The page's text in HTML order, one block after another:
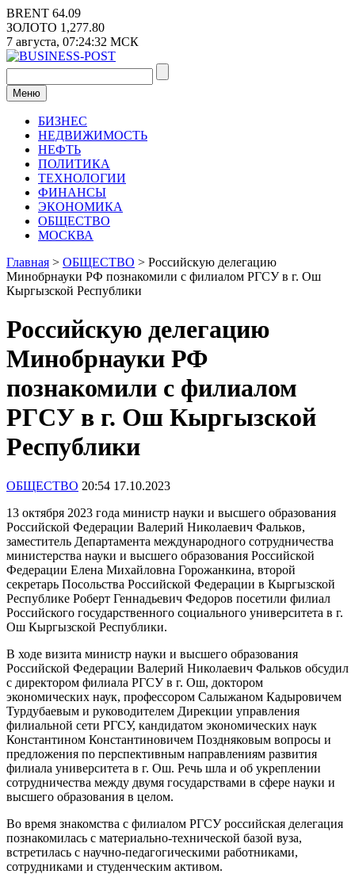
Перейти
к
содержимому
BRENT 64.09
ЗОЛОТО 1,277.80
7 августа, 07:24:32 МСК
Меню
БИЗНЕС
НЕДВИЖИМОСТЬ
НЕФТЬ
ПОЛИТИКА
ТЕХНОЛОГИИ
ФИНАНСЫ
ЭКОНОМИКА
ОБЩЕСТВО
МОСКВА
Главная > ОБЩЕСТВО > Российскую делегацию
Минобрнауки РФ познакомили с филиалом РГСУ в г. Ош
Кыргызской Республики
Российскую делегацию
Минобрнауки РФ
познакомили с филиалом
РГСУ в г. Ош Кыргызской
Республики
ОБЩЕСТВО 20:54 17.10.2023
13 октября 2023 года министр науки и высшего образования
Российской Федерации Валерий Николаевич Фальков,
заместитель Департамента международного сотрудничества
министерства науки и высшего образования Российской
Федерации Елена Михайловна Горожанкина, второй
секретарь Посольства Российской Федерации в Кыргызской
Республике Роберт Геннадьевич Федоров посетили филиал
Российского государственного социального университета в г.
Ош Кыргызской Республики.
В ходе визита министр науки и высшего образования
Российской Федерации Валерий Николаевич Фальков обсудил
с директором филиала РГСУ в г. Ош, доктором
экономических наук, профессором Салыжаном Кадыровичем
Турдубаевым и руководителем Дирекции управления
филиальной сети РГСУ, кандидатом экономических наук
Константином Константиновичем Поздняковым вопросы и
предложения по перспективным направлениям развития
филиала университета в г. Ош. Речь шла и об укреплении
сотрудничества между двумя государствами в сфере науки и
высшего образования в целом.
Во время знакомства с филиалом РГСУ российская делегация
познакомилась с материально-технической базой вуза,
встретилась с научно-педагогическими работниками,
сотрудниками и студенческим активом.